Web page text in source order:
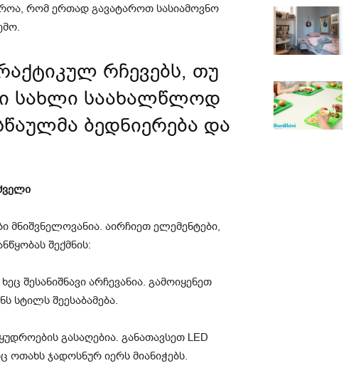
რომ ერთად გავატაროთ სასიამოვნო
რჩევებს, თუ
სახლი საახალწლოდ
ბედნიერება და
აირჩიეთ ელემენტები,
შექმნის:
შესანიშნავი არჩევანია. გამოიყენეთ
სტილს შეესაბამება.
გასაღებია. განათავსეთ LED
ჯადოსნურ იერს მიანიჭებს.